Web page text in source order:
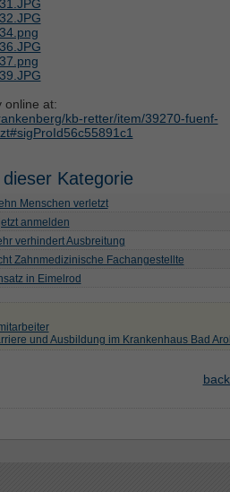
online at:
kb-retter/item/39270-fuenf-
Kategorie
Menschen verletzt
anmelden
verhindert Ausbreitung
Zahnmedizinische Fachangestellte
in Eimelrod
und Ausbildung im Krankenhaus Bad